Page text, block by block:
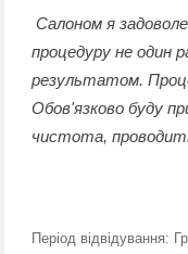
Салоном я
процедуру не один
результатом.
Обов'язково буду
чистота,
Період відвідування: